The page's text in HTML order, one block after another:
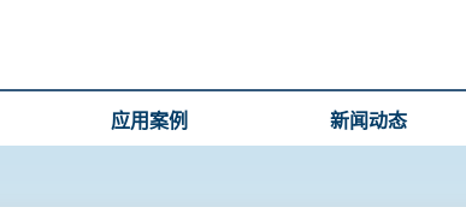
应用案例 新闻动态